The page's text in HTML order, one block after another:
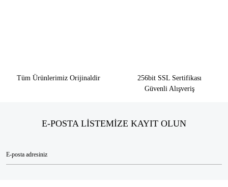
Tüm Ürünlerimiz Orijinaldir
256bit SSL Sertifikası
Güvenli Alışveriş
E-POSTA LİSTEMİZE KAYIT OLUN